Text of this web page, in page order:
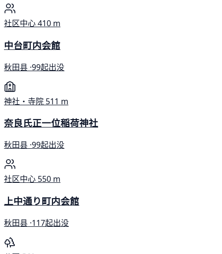
社区中心410 m
中台町内会館
秋田县 ·99起出没
神社・寺院 511 m
奈良氏正一位稲荷神社
秋田县 ·99起出没
社区中心 550 m
上中通り町内会館
秋田县 ·117起出没